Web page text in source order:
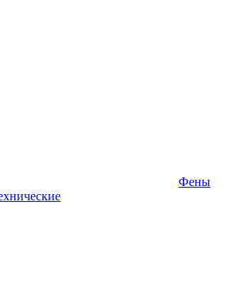
Фены